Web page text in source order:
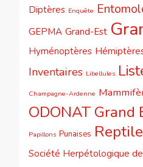
Diptères Enquête
GEPMA Grand-Est
Hyménoptères
Inventaires Libellules
Champagne-Ardenne
ODONAT Grand
Papillons Punaises
Société Herpétologique